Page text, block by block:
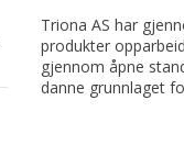
Triona AS har
produkter
gjennom åpne
danne grunnlaget